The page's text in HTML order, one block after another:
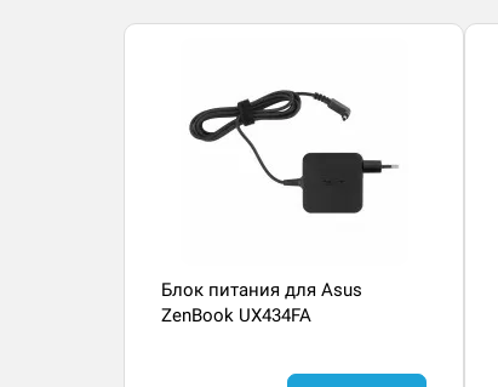
Блок питания для Asus
ZenBook UX434FA